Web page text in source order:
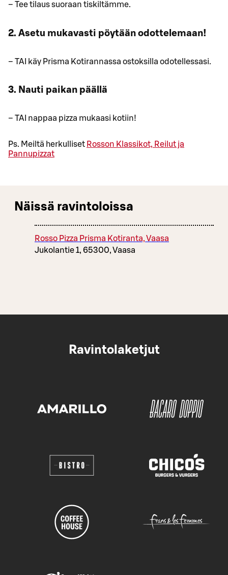
– Tee tilaus suoraan tiskiltämme.
2. Asetu mukavasti pöytään odottelemaan!
– TAI käy Prisma Kotirannassa ostoksilla odotellessasi.
3. Nauti paikan päällä
– TAI nappaa pizza mukaasi kotiin!
Ps. Meiltä herkulliset Rosson Klassikot, Reilut ja
Pannupizzat
Näissä ravintoloissa
Rosso Pizza Prisma Kotiranta, Vaasa
Jukolantie 1, 65300, Vaasa
Ravintolaketjut